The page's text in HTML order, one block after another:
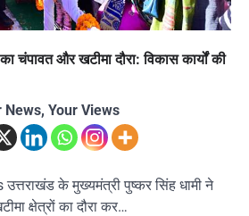
चंपावत और खटीमा दौरा: विकास कार्यों की
News, Your Views
के मुख्यमंत्री पुष्कर सिंह धामी ने
क्षेत्रों का दौरा कर…